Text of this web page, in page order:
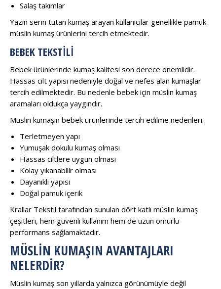
Salaş takımlar
Yazın serin tutan kumaş arayan kullanıcılar genellikle pamuk
müslin kumaş ürünlerini tercih etmektedir.
BEBEK TEKSTILI
Bebek ürünlerinde kumaş kalitesi son derece önemlidir.
Hassas cilt yapısı nedeniyle doğal ve nefes alan kumaşlar
tercih edilmektedir. Bu nedenle bebek için müslin kumaş
aramaları oldukça yaygındır.
Müslin kumaşın bebek ürünlerinde tercih edilme nedenleri:
Terletmeyen yapı
Yumuşak dokulu kumaş olması
Hassas ciltlere uygun olması
Kolay yıkanabilir olması
Dayanıklı yapısı
Doğal pamuk içerik
Krallar Tekstil tarafından sunulan dört katlı müslin kumaş
çeşitleri, hem güvenli kullanım hem de uzun ömürlü
performans sağlamaktadır.
MÜSLIN KUMAŞIN AVANTAJLARI
NELERDIR?
Müslin kumaş son yıllarda yalnızca görünümüyle değil